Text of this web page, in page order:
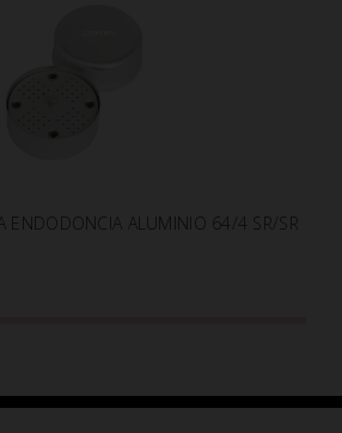
ENDODONCIA ALUMINIO 64/4 SR/SR